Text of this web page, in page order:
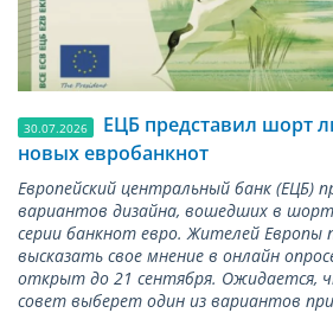
30.07.2026
ЕЦБ представил шорт
новых евробанкнот
Европейский центральный банк (ЕЦБ)
вариантов дизайна, вошедших в
серии банкнот евро. Жителей
высказать свое мнение в онлайн
открыт до 21 сентября. Ожидается,
совет выберет один из вариантов